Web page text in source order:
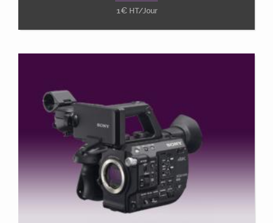
1€ HT/Jour